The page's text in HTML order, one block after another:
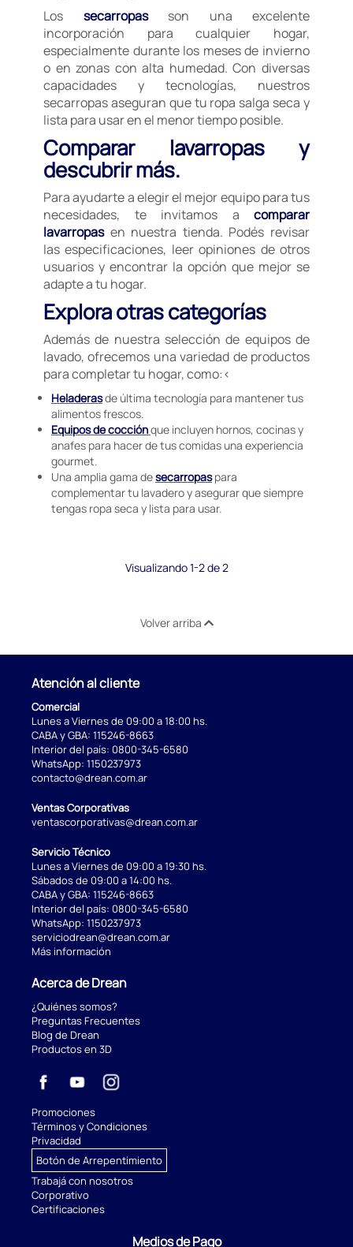
Los secarropasson una excelente
incorporación para cualquier hogar,
especialmente durante los meses de invierno
o en zonas con alta humedad. Con diversas
capacidades y tecnologías, nuestros
secarropas aseguran que tu ropa salga seca y
lista para usar en el menor tiempo posible.
Comparar lavarropas y
descubrir más.
Para ayudarte a elegir el mejor equipo para tus
necesidades, te invitamos a comparar
lavarropasen nuestra tienda. Podés revisar
las especificaciones, leer opiniones de otros
usuarios y encontrar la opción que mejor se
adapte a tu hogar.
Explora otras categorías
Además de nuestra selección de equipos de
lavado, ofrecemos una variedad de productos
para completar tu hogar, como:<
Heladerasde última tecnología para mantener tus
alimentos frescos.
Equipos de cocciónque incluyen hornos, cocinas y
anafes para hacer de tus comidas una experiencia
gourmet.
Una amplia gama desecarropaspara
complementar tu lavadero y asegurar que siempre
tengas ropa seca y lista para usar.
Visualizando 1-2 de 2
Volver arriba
Atención al cliente
Comercial
Lunes a Viernes de 09:00 a 18:00 hs.
CABA y GBA: 115246-8663
Interior del país: 0800-345-6580
WhatsApp: 1150237973
contacto@drean.com.ar
Ventas Corporativas
ventascorporativas@drean.com.ar
Servicio Técnico
Lunes a Viernes de 09:00 a 19:30 hs.
Sábados de 09:00 a 14:00 hs.
CABA y GBA: 115246-8663
Interior del país: 0800-345-6580
WhatsApp: 1150237973
serviciodrean@drean.com.ar
Más información
Acerca de Drean
¿Quiénes somos?
Preguntas Frecuentes
Blog de Drean
Productos en 3D
Promociones
Términos y Condiciones
Privacidad
Botón de Arrepentimiento
Trabajá con nosotros
Corporativo
Certificaciones
Medios de Pago